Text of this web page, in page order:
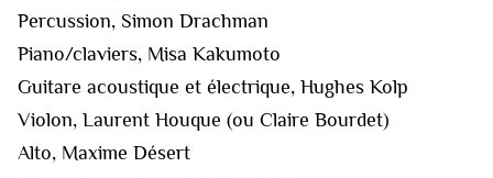
Percussion, Simon Drachman
Piano/claviers, Misa Kakumoto
Guitare acoustique et électrique, Hughes Kolp
Violon, Laurent Houque (ou Claire Bourdet)
Alto, Maxime Désert